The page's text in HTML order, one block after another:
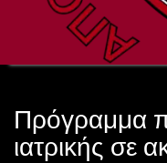
Πρόγραμμα
ιατρικής σε